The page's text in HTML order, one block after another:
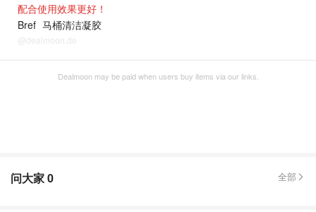
配合使用效果更好！
Bref 马桶清洁凝胶
@dealmoon.de
Dealmoon may be paid when users buy items via our links.
问大家0 全部